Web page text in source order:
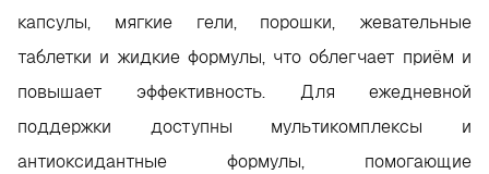
капсулы, мягкие гели, порошки, жевательные
таблетки и жидкие формулы, что облегчает приём и
повышает эффективность. Для ежедневной
поддержки доступны мультикомплексы и
антиоксидантные формулы, помогающие